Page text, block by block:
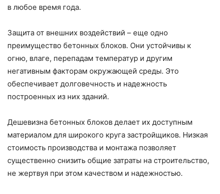
в любое время года.
Защита от внешних воздействий – еще одно
преимущество бетонных блоков. Они устойчивы к
огню, влаге, перепадам температур и другим
негативным факторам окружающей среды. Это
обеспечивает долговечность и надежность
построенных из них зданий.
Дешевизна бетонных блоков делает их доступным
материалом для широкого круга застройщиков. Низкая
стоимость производства и монтажа позволяет
существенно снизить общие затраты на строительство,
не жертвуя при этом качеством и надежностью.